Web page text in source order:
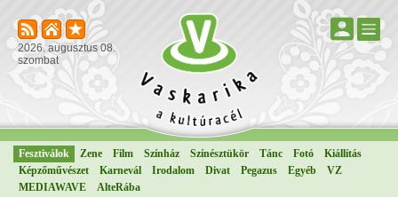
2026. augusztus 08.
szombat
Fesztiválok Zene Film Színház Színésztükör Tánc Fotó
Kiállítás
Képzőművészet
Karnevál Irodalom Divat Pegazus Egyéb
VZ
MEDIAWAVE
AlteRába